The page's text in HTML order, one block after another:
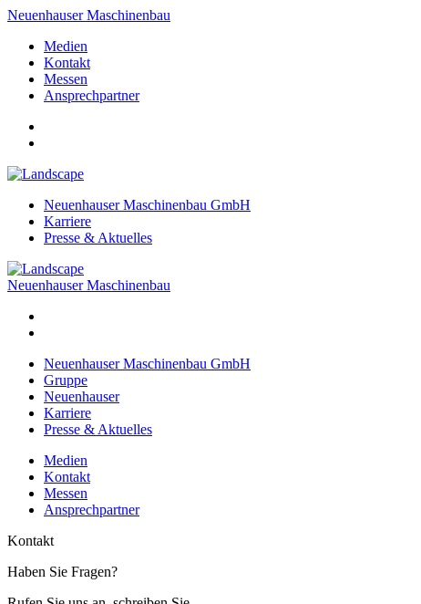
Neuenhauser Maschinenbau
Medien
Kontakt
Messen
Ansprechpartner
Neuenhauser Maschinenbau GmbH
Karriere
Presse & Aktuelles
Neuenhauser Maschinenbau
Neuenhauser Maschinenbau GmbH
Gruppe
Neuenhauser
Karriere
Presse & Aktuelles
Medien
Kontakt
Messen
Ansprechpartner
Kontakt
Haben Sie Fragen?